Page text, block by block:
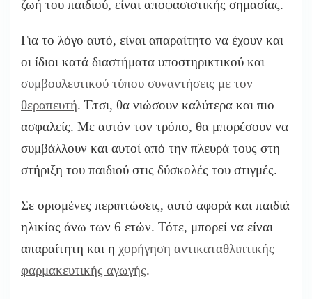
ζωή του παιδιού, είναι αποφασιστικής σημασίας.
Για το λόγο αυτό, είναι απαραίτητο να έχουν και
οι ίδιοι κατά διαστήματα υποστηρικτικού και
συμβουλευτικού τύπου συναντήσεις με τον
θεραπευτή. Έτσι, θα νιώσουν καλύτερα και πιο
ασφαλείς. Με αυτόν τον τρόπο, θα μπορέσουν να
συμβάλλουν και αυτοί από την πλευρά τους στη
στήριξη του παιδιού στις δύσκολές του στιγμές.
Σε ορισμένες περιπτώσεις, αυτό αφορά και παιδιά
ηλικίας άνω των 6 ετών. Τότε, μπορεί να είναι
απαραίτητη και η χορήγηση αντικαταθλιπτικής
φαρμακευτικής αγωγής.